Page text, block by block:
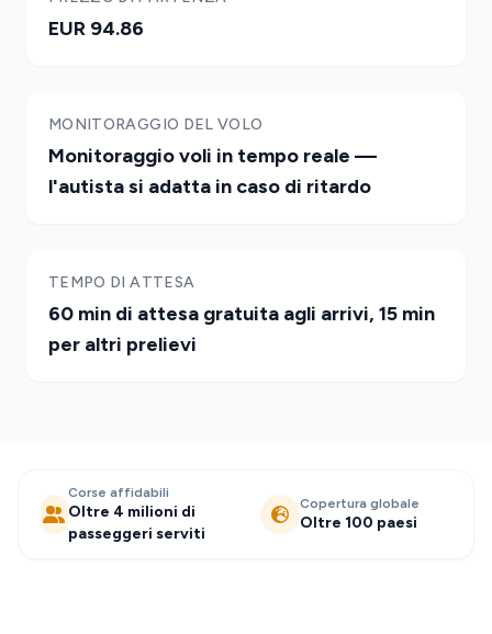
EUR 94.86
MONITORAGGIO DEL VOLO
Monitoraggio voli in tempo reale —
l'autista si adatta in caso di ritardo
TEMPO DI ATTESA
60 min di attesa gratuita agli arrivi, 15 min
per altri prelievi
Corse affidabili
Oltre 4 milioni di
passeggeri serviti
Copertura globale
Oltre 100 paesi